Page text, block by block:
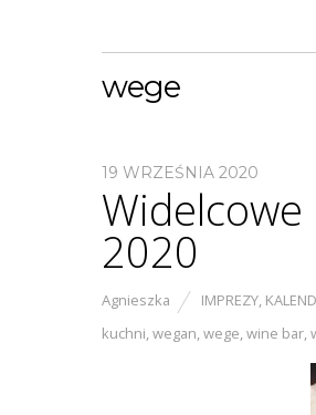
wege
19 WRZEŚNIA 2020
2020
Agnieszka IMPREZY,
kuchni,wegan,wege,wine bar,